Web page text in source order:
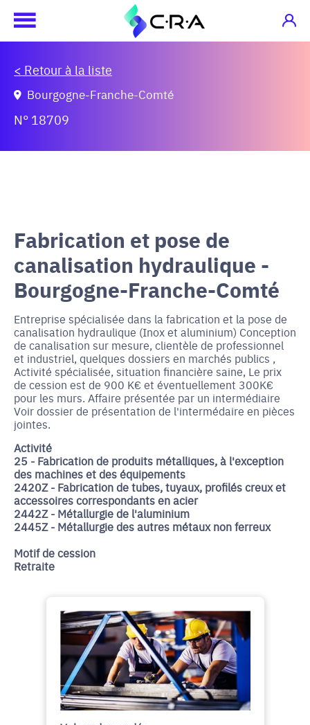
< Retour à la liste
N° 18709
Bourgogne-Franche-Comté
Fabrication et pose de
canalisation hydraulique -
Bourgogne-Franche-Comté
Entreprise spécialisée dans la fabrication et la pose de
canalisation hydraulique (Inox et aluminium) Conception
de canalisation sur mesure, clientèle de professionnel
et industriel, quelques dossiers en marchés publics ,
Activité spécialisée, situation financière saine, Le prix
de cession est de 900 K€ et éventuellement 300K€
pour les murs. Affaire présentée par un intermédiaire
Voir dossier de présentation de l'intermédaire en pièces
jointes.
Activité
25 - Fabrication de produits métalliques, à l'exception
des machines et des équipements
2420Z - Fabrication de tubes, tuyaux, profilés creux et
accessoires correspondants en acier
2442Z - Métallurgie de l'aluminium
2445Z - Métallurgie des autres métaux non ferreux
Motif de cession
Retraite